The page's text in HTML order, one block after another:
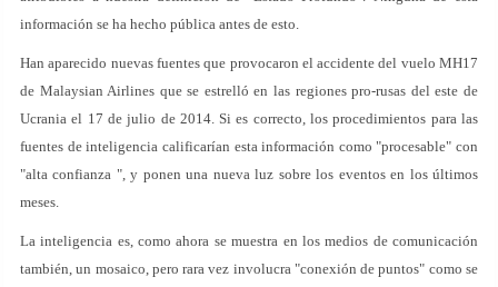
información se ha hecho pública antes de esto.
Han aparecido nuevas fuentes que provocaron el accidente del vuelo MH17
de Malaysian Airlines que se estrelló en las regiones pro-rusas del este de
Ucrania el 17 de julio de 2014. Si es correcto, los procedimientos para las
fuentes de inteligencia calificarían esta información como "procesable" con
"alta confianza ", y ponen una nueva luz sobre los eventos en los últimos
meses.
La inteligencia es, como ahora se muestra en los medios de comunicación
también, un mosaico, pero rara vez involucra "conexión de puntos" como se